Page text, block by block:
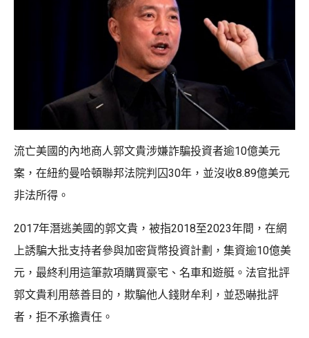
流亡美國的內地商人郭文貴涉嫌詐騙投資者逾10億美元
案，在紐約曼哈頓聯邦法院判囚30年，並沒收8.89億美元
非法所得。
2017年潛逃美國的郭文貴，被指2018至2023年間，在網
上誘騙大批支持者參與加密貨幣投資計劃，集資逾10億美
元，最終利用這筆款項購買豪宅、名車和遊艇。法官批評
郭文貴利用慈善目的，欺騙他人錢財牟利，並恐嚇批評
者，拒不承擔責任。